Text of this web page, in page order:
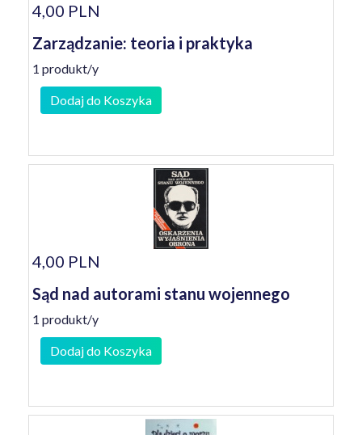
4,00 PLN
Zarządzanie: teoria i praktyka
1 produkt/y
Dodaj do Koszyka
4,00 PLN
Sąd nad autorami stanu wojennego
1 produkt/y
Dodaj do Koszyka